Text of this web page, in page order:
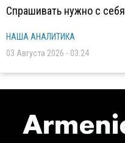
Спрашивать нужно с себя
НАША АНАЛИТИКА
03 Августа 2026 - 03:24